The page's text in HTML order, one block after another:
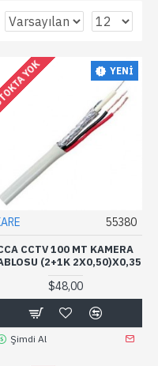
YENI
YOK
55380
CCTV 100 MT KAMERA
(2+1K 2X0,50)X0,35
$48,00
Şimdi Al